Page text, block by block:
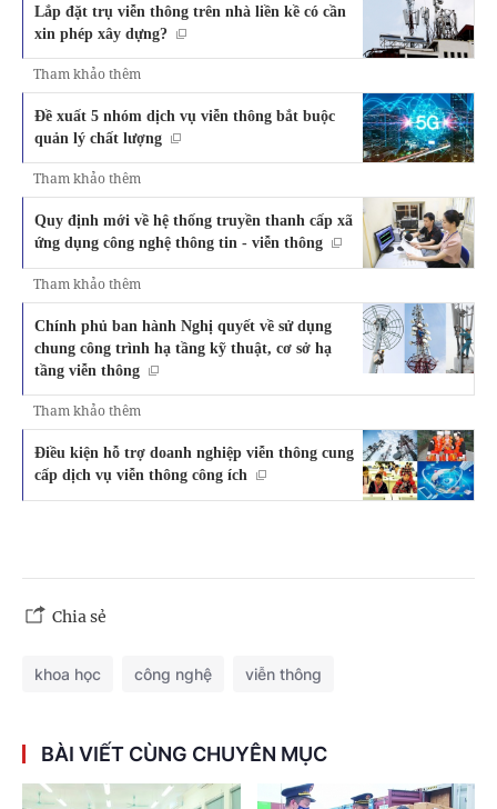
Lắp đặt trụ viễn thông trên nhà liền kề có cần
xin phép xây dựng?
Tham khảo thêm
Đề xuất 5 nhóm dịch vụ viễn thông bắt buộc
quản lý chất lượng
Tham khảo thêm
Quy định mới về hệ thống truyền thanh cấp xã
ứng dụng công nghệ thông tin - viễn thông
Tham khảo thêm
Chính phủ ban hành Nghị quyết về sử dụng
chung công trình hạ tầng kỹ thuật, cơ sở hạ
tầng viễn thông
Tham khảo thêm
Điều kiện hỗ trợ doanh nghiệp viễn thông cung
cấp dịch vụ viễn thông công ích
Chia sẻ
khoa học công nghệ viễn thông
BÀI VIẾT CÙNG CHUYÊN MỤC